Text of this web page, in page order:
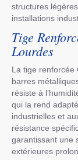
structures
installations
Tige
Lourdes
La tige renforcée
barres
résiste à
qui la rend
industrielles et
résistance
garantissant une
extérieures